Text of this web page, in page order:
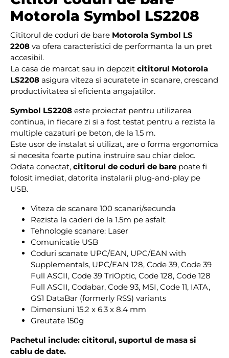
Motorola Symbol LS2208
Cititorul de coduri de bare Motorola Symbol LS
2208 va ofera caracteristici de performanta la un pret
accesibil.
La casa de marcat sau in depozit cititorul Motorola
LS2208 asigura viteza si acuratete in scanare, crescand
productivitatea si eficienta angajatilor.
Symbol LS2208 este proiectat pentru utilizarea
continua, in fiecare zi si a fost testat pentru a rezista la
multiple cazaturi pe beton, de la 1.5 m.
Este usor de instalat si utilizat, are o forma ergonomica
si necesita foarte putina instruire sau chiar deloc.
Odata conectat, cititorul de coduri de bare poate fi
folosit imediat, datorita instalarii plug-and-play pe
USB.
Viteza de scanare 100 scanari/secunda
Rezista la caderi de la 1.5m pe asfalt
Tehnologie scanare: Laser
Comunicatie USB
Coduri scanate UPC/EAN, UPC/EAN with
Supplementals, UPC/EAN 128, Code 39, Code 39
Full ASCII, Code 39 TriOptic, Code 128, Code 128
Full ASCII, Codabar, Code 93, MSI, Code 11, IATA,
GS1 DataBar (formerly RSS) variants
Dimensiuni 15.2 x 6.3 x 8.4 mm
Greutate 150g
Pachetul include: cititorul, suportul de masa si
cablu de date.